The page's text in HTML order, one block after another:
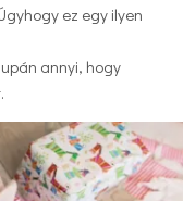
ez egy ilyen
annyi, hogy